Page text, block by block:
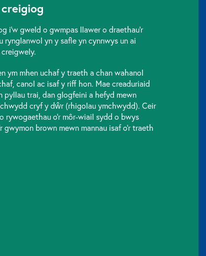
i’w gweld o gwmpas llawer o draethau’r
rynglanwol yn y safle yn cynnwys un ai
ym mhen uchaf y traeth a chan wahanol
canol ac isaf y riff hon. Mae creaduriaid
trai, dan glogfeini a hefyd mewn
cryf y dŵr (rhigolau ymchwydd). Ceir
o’r môr-wiail sydd o bwys
gwymon brown mewn mannau isaf o’r traeth